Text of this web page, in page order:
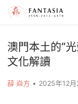
澳門本土的“
文化解讀
薛 焱方 • 2025年12